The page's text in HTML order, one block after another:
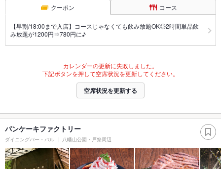
クーポン コース
【早割/18:00まで入店】コースじゃなくても飲み放題OK◎2時間単品飲
み放題が1200円⇒780円に♪
カレンダーの更新に失敗しました。
下記ボタンを押して空席状況を更新してください。
空席状況を更新する
パンケーキファクトリー
ダイニングバー・バル 八幡山公園・戸祭周辺